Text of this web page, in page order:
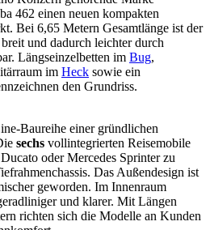
462 einen neuen kompakten
Bei 6,65 Metern Gesamtlänge ist der
und dadurch leichter durch
Längseinzelbetten im Bug,
im Heck sowie ein
den Grundriss.
Baureihe einer gründlichen
sechs vollintegrierten Reisemobile
oder Mercedes Sprinter zu
Das Außendesign ist
geworden. Im Innenraum
und klarer. Mit Längen
richten sich die Modelle an Kunden